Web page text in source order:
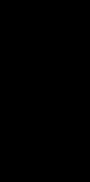
oknie.
nowym oknie.
się w nowym oknie.
otwiera się w nowym
Strona otwiera się